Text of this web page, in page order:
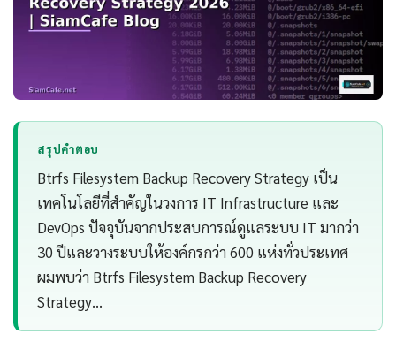
สรุปคำตอบ
Btrfs Filesystem Backup Recovery Strategy เป็น
เทคโนโลยีที่สำคัญในวงการ IT Infrastructure และ
DevOps ปัจจุบันจากประสบการณ์ดูแลระบบ IT มากว่า
30 ปีและวางระบบให้องค์กรกว่า 600 แห่งทั่วประเทศ
ผมพบว่า Btrfs Filesystem Backup Recovery
Strategy…